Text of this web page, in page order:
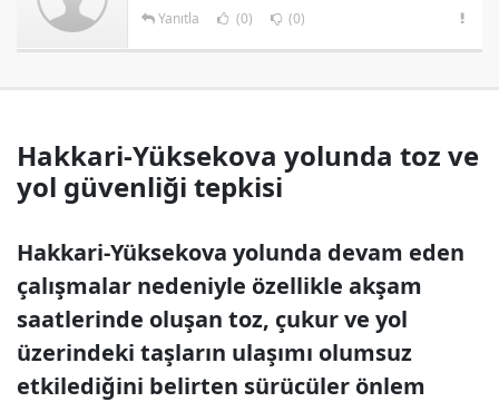
Yanıtla (0) (0)
Hakkari-Yüksekova yolunda toz ve
yol güvenliği tepkisi
Hakkari-Yüksekova yolunda devam eden
çalışmalar nedeniyle özellikle akşam
saatlerinde oluşan toz, çukur ve yol
üzerindeki taşların ulaşımı olumsuz
etkilediğini belirten sürücüler önlem